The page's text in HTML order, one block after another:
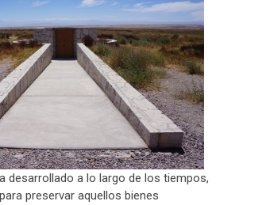
desarrollado a lo largo de los tiempos,
preservar aquellos bienes